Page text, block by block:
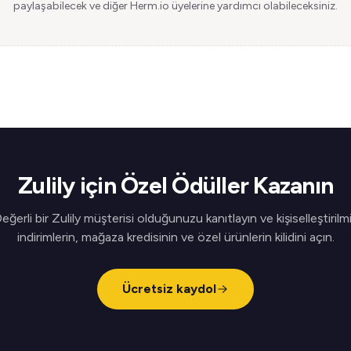
paylaşabilecek ve diğer Herm.io üyelerine yardımcı olabileceksiniz.
Zulily için Özel Ödüller Kazanın
bir Zulily müşterisi olduğunuzu kanıtlayın ve
indirimlerin, mağaza kredisinin ve özel ürünlerin kilidini açın.
Ücretsiz kaydol